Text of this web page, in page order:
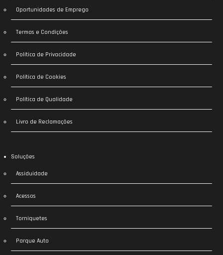
Oportunidades de Emprego
Termos e Condições
Política de Privacidade
Política de Cookies
Política de Qualidade
Livro de Reclamações
Soluções
Assiduidade
Acessos
Torniquetes
Parque Auto